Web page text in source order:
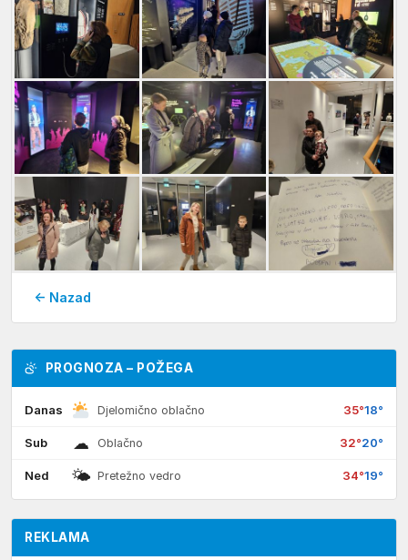
← Nazad
PROGNOZA – POŽEGA
Danas Djelomično oblačno 35°18°
Sub ☁ Oblačno 32°20°
Ned 🌤 Pretežno vedro 34°19°
REKLAMA